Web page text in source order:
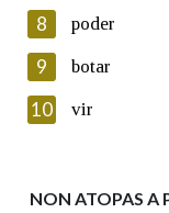
Texto de
8 poder
9 botar
10 vir
NON ATOPAS A